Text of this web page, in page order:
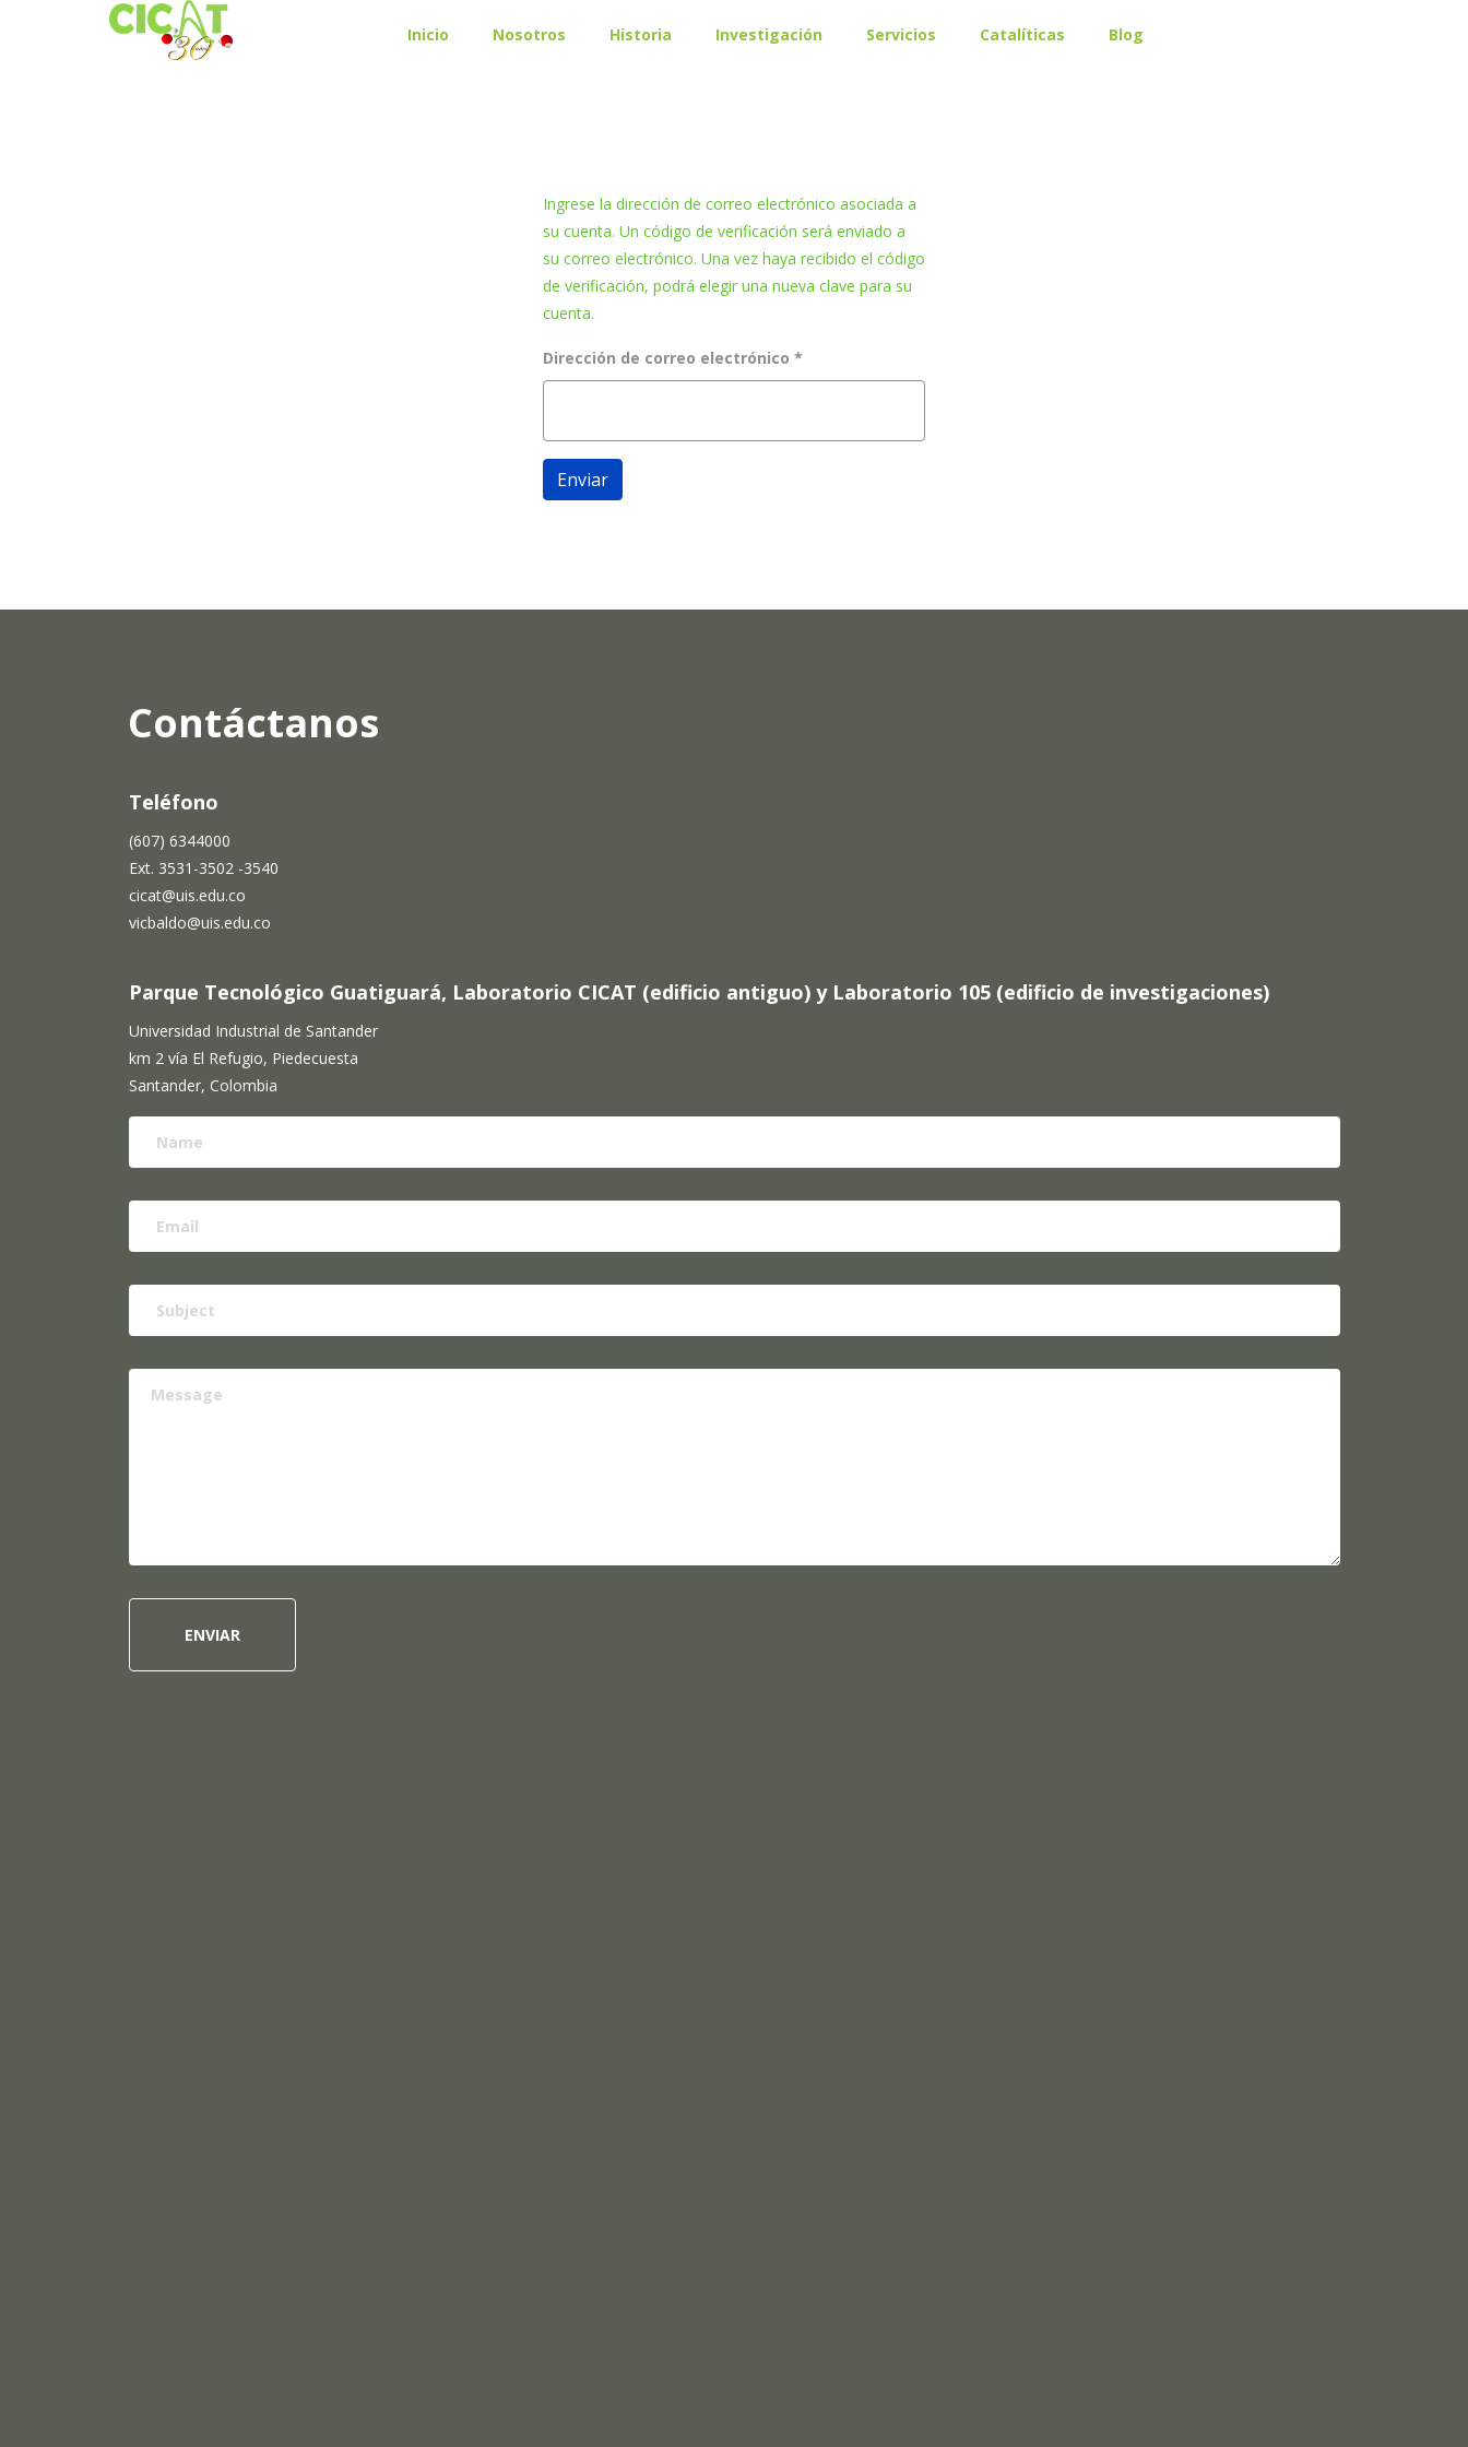
Inicio Nosotros Historia Investigación Servicios Catalíticas Blog
Ingrese la dirección de correo electrónico asociada a
su cuenta. Un código de verificación será enviado a
su correo electrónico. Una vez haya recibido el código
de verificación, podrá elegir una nueva clave para su
cuenta.
Dirección de correo electrónico *
Enviar
Contáctanos
Teléfono
(607) 6344000
Ext. 3531-3502 -3540
cicat@uis.edu.co
vicbaldo@uis.edu.co
Parque Tecnológico Guatiguará, Laboratorio CICAT (edificio antiguo) y Laboratorio 105 (edificio de investigaciones)
Universidad Industrial de Santander
km 2 vía El Refugio, Piedecuesta
Santander, Colombia
ENVIAR